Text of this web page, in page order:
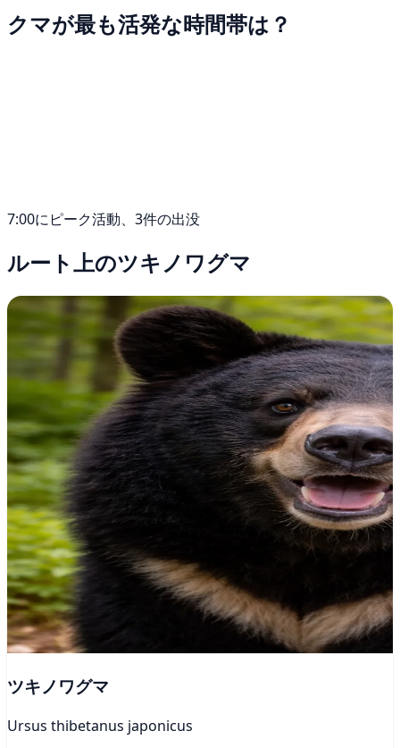
クマが最も活発な時間帯は？
7:00にピーク活動、3件の出没
ルート上のツキノワグマ
ツキノワグマ
Ursus thibetanus japonicus